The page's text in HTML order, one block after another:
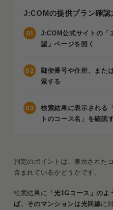
J:COMの提供プラン確認
J:COM公式サイトの「
認」ページを開く
郵便番号や住所、また
索する
検索結果に表示される
トのコース名」を確認
判定のポイントは、表示された
含まれているかどうかです。
検索結果に
「光1Gコース」の
ば、そのマンションは光回線に